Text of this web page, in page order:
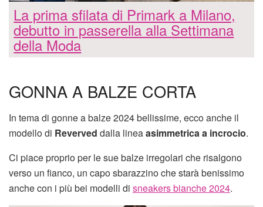
La prima sfilata di Primark a Milano,
debutto in passerella alla Settimana
della Moda
GONNA A BALZE CORTA
In tema di gonne a balze 2024 bellissime, ecco anche il
modello di Reverved dalla lineaasimmetrica a incrocio.
Ci piace proprio per le sue balze irregolari che risalgono
verso un fianco, un capo sbarazzino che starà benissimo
anche con i più bei modelli di sneakers bianche 2024.